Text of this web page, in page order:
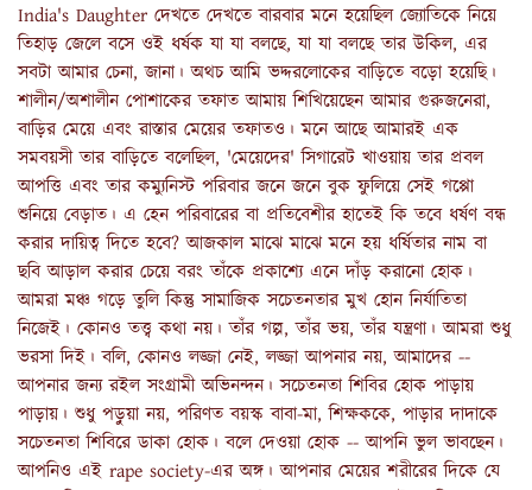
India's Daughter দেখতে দেখতে বারবার মনে হয়েছিল জ্যোতিকে নিয়ে
তিহাড় জেলে বসে ওই ধর্ষক যা যা বলছে, যা যা বলছে তার উকিল, এর
সবটা আমার চেনা, জানা। অথচ আমি ভদ্দরলোকের বাড়িতে বড়ো হয়েছি।
শালীন/অশালীন পোশাকের তফাত আমায় শিখিয়েছেন আমার গুরুজনেরা,
বাড়ির মেয়ে এবং রাস্তার মেয়ের তফাতও। মনে আছে আমারই এক
সমবয়সী তার বাড়িতে বলেছিল, 'মেয়েদের' সিগারেট খাওয়ায় তার প্রবল
আপত্তি এবং তার কম্যুনিস্ট পরিবার জনে জনে বুক ফুলিয়ে সেই গপ্পো
শুনিয়ে বেড়াত। এ হেন পরিবারের বা প্রতিবেশীর হাতেই কি তবে ধর্ষণ বন্ধ
করার দায়িত্ব দিতে হবে? আজকাল মাঝে মাঝে মনে হয় ধর্ষিতার নাম বা
ছবি আড়াল করার চেয়ে বরং তাঁকে প্রকাশ্যে এনে দাঁড় করানো হোক।
আমরা মঞ্চ গড়ে তুলি কিন্তু সামাজিক সচেতনতার মুখ হোন নির্যাতিতা
নিজেই। কোনও তত্ত্ব কথা নয়। তাঁর গল্প, তাঁর ভয়, তাঁর যন্ত্রণা। আমরা শুধু
ভরসা দিই। বলি, কোনও লজ্জা নেই, লজ্জা আপনার নয়, আমাদের --
আপনার জন্য রইল সংগ্রামী অভিনন্দন। সচেতনতা শিবির হোক পাড়ায়
পাড়ায়। শুধু পড়ুয়া নয়, পরিণত বয়স্ক বাবা-মা, শিক্ষককে, পাড়ার দাদাকে
সচেতনতা শিবিরে ডাকা হোক। বলে দেওয়া হোক -- আপনি ভুল ভাবছেন।
আপনিও এই rape society-এর অঙ্গ। আপনার মেয়ের শরীরের দিকে যে